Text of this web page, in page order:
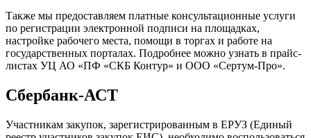
Также мы предоставляем платные консультационные услуги
по регистрации электронной подписи на площадках,
настройке рабочего места, помощи в торгах и работе на
государственных порталах. Подробнее можно узнать в прайс-
листах УЦ АО «ПФ «СКБ Контур» и ООО «Сертум-Про».
Сбербанк-АСТ
Участникам закупок, зарегистрированным в ЕРУЗ (Eдиный